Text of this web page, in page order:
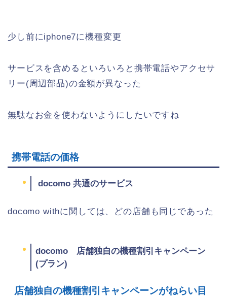
少し前にiphone7に機種変更
サービスを含めるといろいろと携帯電話やアクセサ
リー(周辺部品)の金額が異なった
無駄なお金を使わないようにしたいですね
携帯電話の価格
docomo 共通のサービス
docomo withに関しては、どの店舗も同じであった
docomo 店舗独自の機種割引キャンペーン
(プラン)
店舗独自の機種割引キャンペーンがねらい目